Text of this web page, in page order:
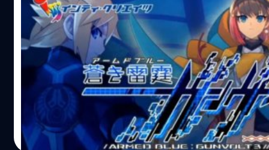
Azure Striker Gunvolt ภาค 2 และ 3 จะวาง
จำหน่ายบนคอนโซล Xbox
Inti Creates แถลงว่าจะวางจำหน่าย Azure Striker Gunvolt
2 และ Azure Striker Gunvolt 3 บน Xbox Series X/S และ
Xbox One
จตุรวิทย์ เครือวาณิชกิจ | 1498 days ago
Read More